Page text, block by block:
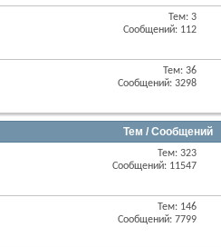
Тем: 3
Сообщений: 112
Тем: 36
Сообщений: 3298
Тем / Сообщений
Тем: 323
Сообщений: 11547
Тем: 146
Сообщений: 7799